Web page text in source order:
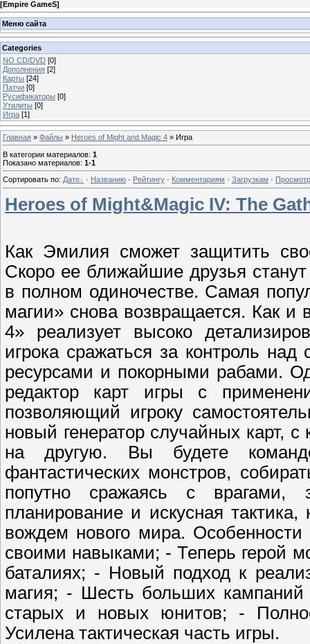
[Empire GameS]
Меню сайта
Categories
NO CD/DVD [0]
Дополнения [2]
Карты [24]
Патчи [0]
Русификаторы [0]
Утилиты [0]
Игра [1]
Главная » Файлы » Heroes of Might and Magic 4 » Игра
В категории материалов: 1
Показано материалов: 1-1
Сортировать по: Дате · Названию · Рейтингу · Комментариям · Загрузкам ·
Heroes of Might&Magic IV: The
Как Эмилия сможет защитить
Скоро ее ближайшие друзья
в полном одиночестве. Самая
магии» снова возвращается. Как
4» реализует высоко
игрока сражаться за контроль
ресурсами и покорными рабами.
редактор карт игры с
позволяющий игроку
новый генератор случайных карт,
на другую. Вы будете
фантастических монстров,
попутно сражаясь с врагами,
планирование и искусная
вождем нового мира.
своими навыками; - Теперь герой
баталиях; - Новый подход к
магия; - Шесть больших
старых и новых юнитов; -
Усилена тактическая часть игры.